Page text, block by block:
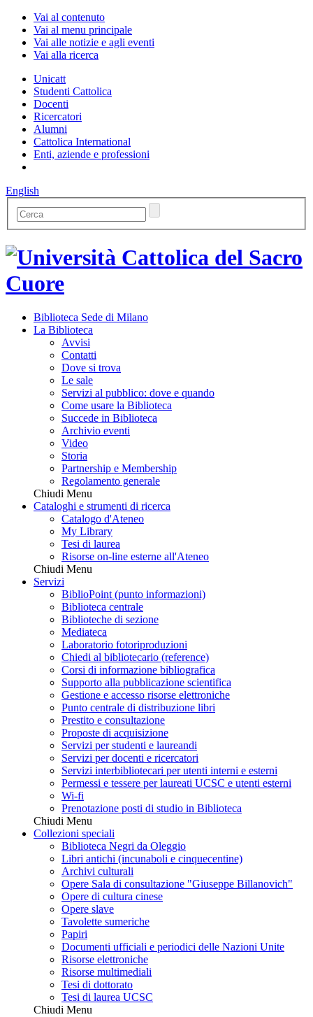
Vai al contenuto
Vai al menu principale
Vai alle notizie e agli eventi
Vai alla ricerca
Unicatt
Studenti Cattolica
Docenti
Ricercatori
Alumni
Cattolica International
Enti, aziende e professioni
English
Biblioteca Sede di Milano
La Biblioteca
Avvisi
Contatti
Dove si trova
Le sale
Servizi al pubblico: dove e quando
Come usare la Biblioteca
Succede in Biblioteca
Archivio eventi
Video
Storia
Partnership e Membership
Regolamento generale
Chiudi Menu
Cataloghi e strumenti di ricerca
Catalogo d'Ateneo
My Library
Tesi di laurea
Risorse on-line esterne all'Ateneo
Chiudi Menu
Servizi
BiblioPoint (punto informazioni)
Biblioteca centrale
Biblioteche di sezione
Mediateca
Laboratorio fotoriproduzioni
Chiedi al bibliotecario (reference)
Corsi di informazione bibliografica
Supporto alla pubblicazione scientifica
Gestione e accesso risorse elettroniche
Punto centrale di distribuzione libri
Prestito e consultazione
Proposte di acquisizione
Servizi per studenti e laureandi
Servizi per docenti e ricercatori
Servizi interbibliotecari per utenti interni e esterni
Permessi e tessere per laureati UCSC e utenti esterni
Wi-fi
Prenotazione posti di studio in Biblioteca
Chiudi Menu
Collezioni speciali
Biblioteca Negri da Oleggio
Libri antichi (incunaboli e cinquecentine)
Archivi culturali
Opere Sala di consultazione "Giuseppe Billanovich"
Opere di cultura cinese
Opere slave
Tavolette sumeriche
Papiri
Documenti ufficiali e periodici delle Nazioni Unite
Risorse elettroniche
Risorse multimediali
Tesi di dottorato
Tesi di laurea UCSC
Chiudi Menu